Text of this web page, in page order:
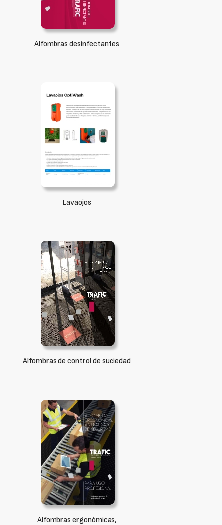
Alfombras desinfectantes
Lavaojos
Alfombras de control de suciedad
Alfombras ergonómicas,